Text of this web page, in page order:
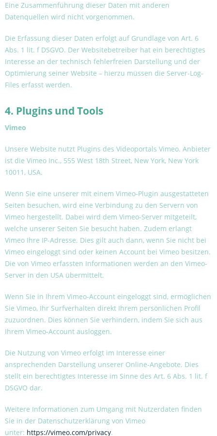
Eine Zusammenführung dieser Daten mit anderen
Datenquellen wird nicht vorgenommen.
Die Erfassung dieser Daten erfolgt auf Grundlage von Art. 6
Abs. 1 lit. f DSGVO. Der Websitebetreiber hat ein berechtigtes
Interesse an der technisch fehlerfreien Darstellung und der
Optimierung seiner Website – hierzu müssen die Server-Log-
Files erfasst werden.
4. Plugins und Tools
Vimeo
Unsere Website nutzt Plugins des Videoportals Vimeo. Anbieter
ist die Vimeo Inc., 555 West 18th Street, New York, New York
10011, USA.
Wenn Sie eine unserer mit einem Vimeo-Plugin ausgestatteten
Seiten besuchen, wird eine Verbindung zu den Servern von
Vimeo hergestellt. Dabei wird dem Vimeo-Server mitgeteilt,
welche unserer Seiten Sie besucht haben. Zudem erlangt
Vimeo Ihre IP-Adresse. Dies gilt auch dann, wenn Sie nicht bei
Vimeo eingeloggt sind oder keinen Account bei Vimeo besitzen.
Die von Vimeo erfassten Informationen werden an den Vimeo-
Server in den USA übermittelt.
Wenn Sie in Ihrem Vimeo-Account eingeloggt sind, ermöglichen
Sie Vimeo, Ihr Surfverhalten direkt Ihrem persönlichen Profil
zuzuordnen. Dies können Sie verhindern, indem Sie sich aus
Ihrem Vimeo-Account ausloggen.
Die Nutzung von Vimeo erfolgt im Interesse einer
ansprechenden Darstellung unserer Online-Angebote. Dies
stellt ein berechtigtes Interesse im Sinne des Art. 6 Abs. 1 lit. f
DSGVO dar.
Weitere Informationen zum Umgang mit Nutzerdaten finden
Sie in der Datenschutzerklärung von Vimeo
unter: https://vimeo.com/privacy.